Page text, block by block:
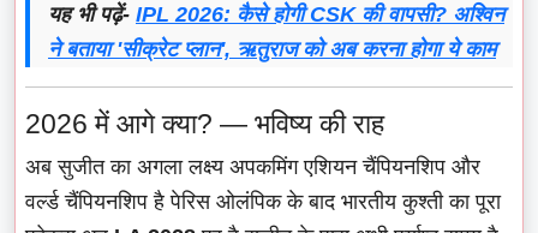
यह भी पढ़ें- IPL 2026: कैसे होगी CSK की वापसी? अश्विन
ने बताया 'सीक्रेट प्लान', ऋतुराज को अब करना होगा ये काम
2026 में आगे क्या? — भविष्य की राह
अब सुजीत का अगला लक्ष्य अपकमिंग एशियन चैंपियनशिप और
वर्ल्ड चैंपियनशिप है पेरिस ओलंपिक के बाद भारतीय कुश्ती का पूरा